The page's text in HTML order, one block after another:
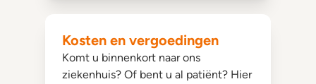
Kosten en vergoedingen
Komt u binnenkort naar ons
ziekenhuis? Of bent u al patiënt? Hier